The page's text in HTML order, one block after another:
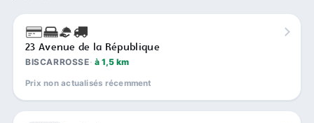
23 Avenue de la République
BISCARROSSE à 1,5 km
Prix non actualisés récemment